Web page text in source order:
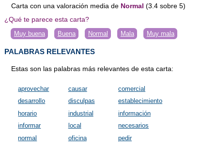
Carta con una valoración media de Normal (3.4 sobre5)
¿Qué te parece esta carta?
Muy buena Buena Normal Mala Muy mala
PALABRAS RELEVANTES
Estas son las palabras más relevantes de esta carta:
aprovechar causar
comercial
desarrollo
disculpas
establecimiento
horario
industrial
información
informar
local
necesarios
normal
oficina
pedir